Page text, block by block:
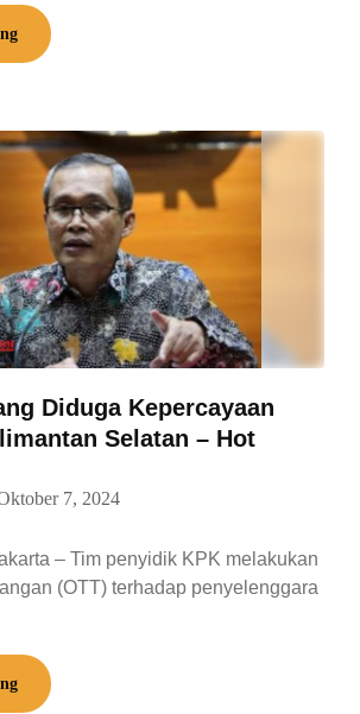
Diduga Kepercayaan
Selatan – Hot
7, 2024
– Tim penyidik KPK melakukan
(OTT) terhadap penyelenggara